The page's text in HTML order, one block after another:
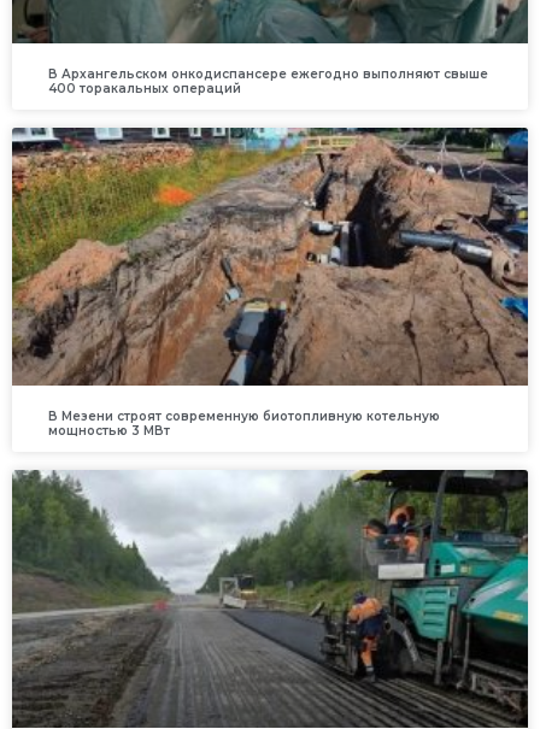
В Архангельском онкодиспансере ежегодно выполняют свыше
400 торакальных операций
В Мезени строят современную биотопливную котельную
мощностью 3 МВт